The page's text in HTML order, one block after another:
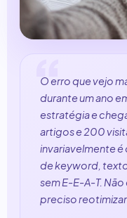
O erro que vejo
durante um ano
estratégia e
artigos e 200
invariavelmente é
de keyword,
sem E-E-A-T.
preciso